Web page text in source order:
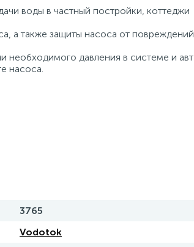
воды в частный постройки, коттеджи
а также зaщиты насоса от
необходимого давлeния в системе и
насоса.
3765
Vodotok